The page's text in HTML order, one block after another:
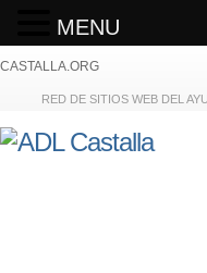
CASTALLA.ORG
RED DE SITIOS WEB DEL
MENU